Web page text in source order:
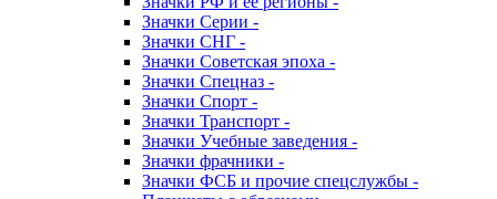
Значки Серии -
Значки СНГ -
Значки Советская эпоха -
Значки Спецназ -
Значки Спорт -
Значки Транспорт -
Значки Учебные заведения -
Значки фрачники -
Значки ФСБ и прочие спецслужбы -